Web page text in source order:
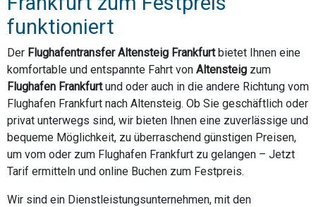
funktioniert
Der Flughafentransfer Altensteig Frankfurtbietet Ihnen eine
komfortable und entspannte Fahrt von Altensteig zum
Flughafen Frankfurtund oder auch in die andere Richtung vom
Flughafen Frankfurt nach Altensteig. Ob Sie geschäftlich oder
privat unterwegs sind, wir bieten Ihnen eine zuverlässige und
bequeme Möglichkeit, zu überraschend günstigen Preisen,
um vom oder zum Flughafen Frankfurt zu gelangen – Jetzt
Tarif ermitteln und online Buchen zum Festpreis.
Wir sind ein Dienstleistungsunternehmen, mit den